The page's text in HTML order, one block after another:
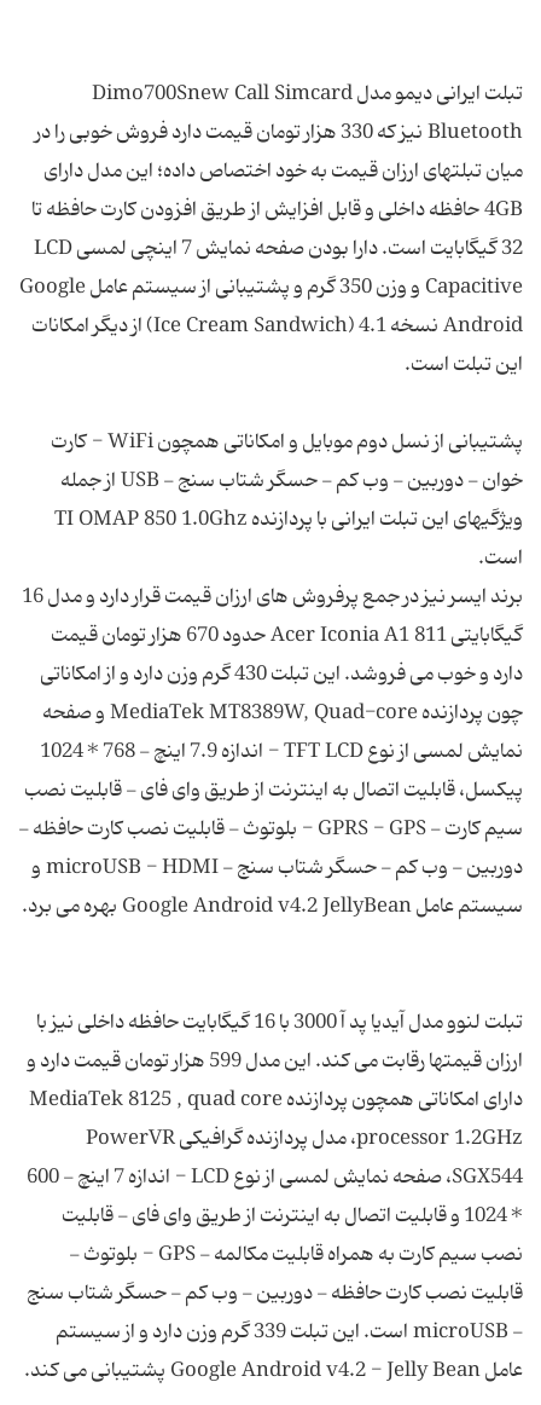
تبلت ایرانی دیمو مدل Dimo700Snew Call Simcard
Bluetooth نیز که 330 هزار تومان قیمت دارد فروش خوبی را در
میان تبلتهای ارزان قیمت به خود اختصاص داده؛ این مدل دارای
4GB حافظه داخلی و قابل افزایش از طریق افزودن کارت حافظه تا
32 گیگابایت است. دارا بودن صفحه نمایش 7 اینچی لمسی LCD
Capacitive و وزن 350 گرم و پشتیبانی از سیستم عامل Google
Android نسخه‌ 4.1 (Ice Cream Sandwich) از دیگر امکانات
پشتیبانی از نسل دوم موبایل و امکاناتی همچون WiFi - کارت
خوان - دوربین - وب کم - حسگر شتاب سنج - USB از جمله
ویژگیهای این تبلت ایرانی با پردازنده TI OMAP 850 1.0Ghz
برند ایسر نیز در جمع پرفروش های ارزان قیمت قرار دارد و مدل 16
گیگابایتی Acer Iconia A1 811 حدود 670 هزار تومان قیمت
دارد و خوب می فروشد. این تبلت 430 گرم وزن دارد و از امکاناتی
چون پردازنده MediaTek MT8389W, Quad-core و صفحه
نمایش لمسی از نوع TFT LCD - اندازه 7.9 اینچ - 768 * 1024
پیکسل، قابلیت اتصال به اینترنت از طریق وای فای - قابلیت نصب
سیم کارت - GPRS - GPS - بلوتوث - قابلیت نصب کارت حافظه -
دوربین - وب کم - حسگر شتاب سنج - microUSB - HDMI و
تبلت لنوو مدل آیدیا پد آ 3000 با 16 گیگابایت حافظه داخلی نیز با
ارزان قیمتها رقابت می کند. این مدل 599 هزار تومان قیمت دارد و
دارای امکاناتی همچون پردازنده MediaTek 8125 , quad core
processor 1.2GHz، مدل پردازنده گرافیکی PowerVR
SGX544، صفحه نمایش لمسی از نوع LCD - اندازه 7 اینچ - 600
* 1024 و قابلیت اتصال به اینترنت از طریق وای فای - قابلیت
نصب سیم کارت به همراه قابلیت مکالمه - GPS - بلوتوث -
قابلیت نصب کارت حافظه - دوربین - وب کم - حسگر شتاب سنج
- microUSB است. این تبلت 339 گرم وزن دارد و از سیستم